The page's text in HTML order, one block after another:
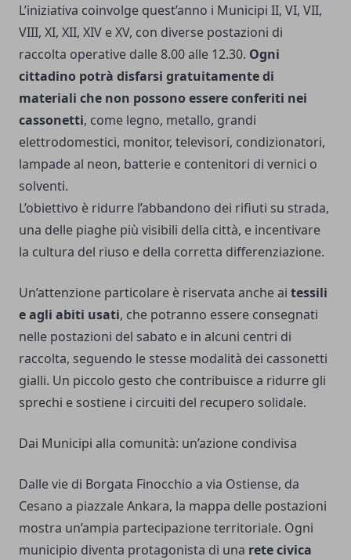
L’iniziativa coinvolge quest’anno i Municipi II, VI, VII,
VIII, XI, XII, XIV e XV, con diverse postazioni di
raccolta operative dalle 8.00 alle 12.30. Ogni
cittadino potrà disfarsi gratuitamente di
materiali che non possono essere conferiti nei
cassonetti, come legno, metallo, grandi
elettrodomestici, monitor, televisori, condizionatori,
lampade al neon, batterie e contenitori di vernici o
solventi.
L’obiettivo è ridurre l’abbandono dei rifiuti su strada,
una delle piaghe più visibili della città, e incentivare
la cultura del riuso e della corretta differenziazione.
Un’attenzione particolare è riservata anche ai tessili
e agli abiti usati, che potranno essere consegnati
nelle postazioni del sabato e in alcuni centri di
raccolta, seguendo le stesse modalità dei cassonetti
gialli. Un piccolo gesto che contribuisce a ridurre gli
sprechi e sostiene i circuiti del recupero solidale.
Dai Municipi alla comunità: un’azione condivisa
Dalle vie di Borgata Finocchio a via Ostiense, da
Cesano a piazzale Ankara, la mappa delle postazioni
mostra un’ampia partecipazione territoriale. Ogni
municipio diventa protagonista di una rete civica